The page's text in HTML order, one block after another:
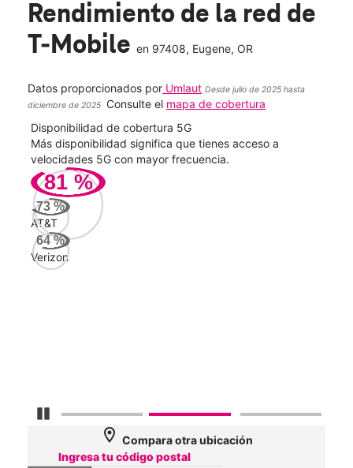
Rendimiento de la red de
T-Mobile en 97408, Eugene, OR
Datos proporcionados por Umlaut Desde julio de 2025 hasta
diciembre de 2025
Consulte el mapa de cobertura
Detener carrusel
Disponibilidad de cobertura 5G
Más disponibilidad significa que tienes acceso a
velocidades 5G con mayor frecuencia.
81 %
73 %
AT&T
64%
Verizon
location_on Compara otra ubicación